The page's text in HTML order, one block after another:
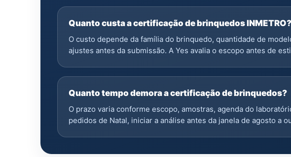
Quanto custa a certificação de brinquedos INMETRO?
O custo depende da família do brinquedo, quantidade de
ajustes antes da submissão. A Yes avalia o escopo antes de
Quanto tempo demora a certificação de brinquedos?
O prazo varia conforme escopo, amostras, agenda do
pedidos de Natal, iniciar a análise antes da janela de agosto a